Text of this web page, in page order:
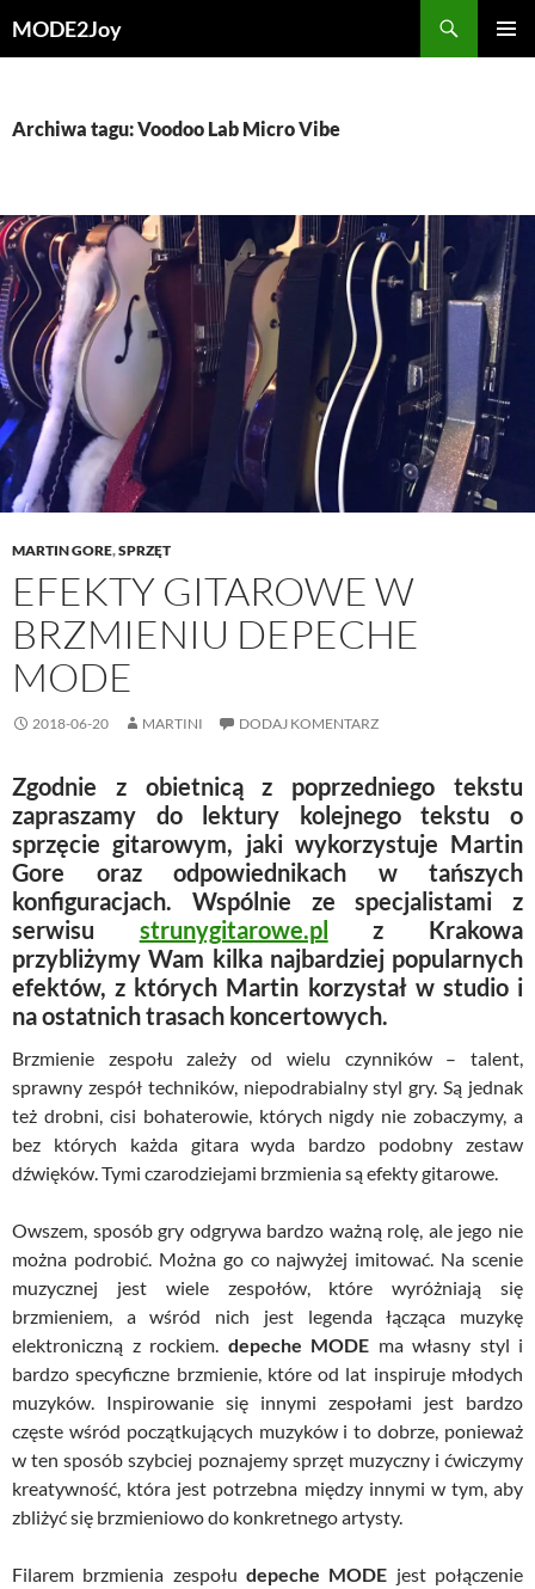
doMODE2Joy
Archiwa tagu: Voodoo Lab Micro Vibe
MARTIN GORE,SPRZĘT
EFEKTY GITAROWE W
BRZMIENIU DEPECHE
MODE
2018-06-20 MARTINI DODAJ KOMENTARZ
Zgodnie z obietnicą z poprzedniego tekstu
zapraszamy do lektury kolejnego tekstu o
sprzęcie gitarowym, jaki wykorzystuje Martin
Gore oraz odpowiednikach w tańszych
konfiguracjach. Wspólnie ze specjalistami z
serwisu strunygitarowe.pl z Krakowa
przybliżymy Wam kilka najbardziej popularnych
efektów, z których Martin korzystał w studio i
na ostatnich trasach koncertowych.
Brzmienie zespołu zależy od wielu czynników – talent,
sprawny zespół techników, niepodrabialny styl gry. Są jednak
też drobni, cisi bohaterowie, których nigdy nie zobaczymy, a
bez których każda gitara wyda bardzo podobny zestaw
dźwięków. Tymi czarodziejami brzmienia są efekty gitarowe.
Owszem, sposób gry odgrywa bardzo ważną rolę, ale jego nie
można podrobić. Można go co najwyżej imitować. Na scenie
muzycznej jest wiele zespołów, które wyróżniają się
brzmieniem, a wśród nich jest legenda łącząca muzykę
elektroniczną z rockiem. depeche MODE ma własny styl i
bardzo specyficzne brzmienie, które od lat inspiruje młodych
muzyków. Inspirowanie się innymi zespołami jest bardzo
częste wśród początkujących muzyków i to dobrze, ponieważ
w ten sposób szybciej poznajemy sprzęt muzyczny i ćwiczymy
kreatywność, która jest potrzebna między innymi w tym, aby
zbliżyć się brzmieniowo do konkretnego artysty.
Filarem brzmienia zespołu depeche MODE jest połączenie